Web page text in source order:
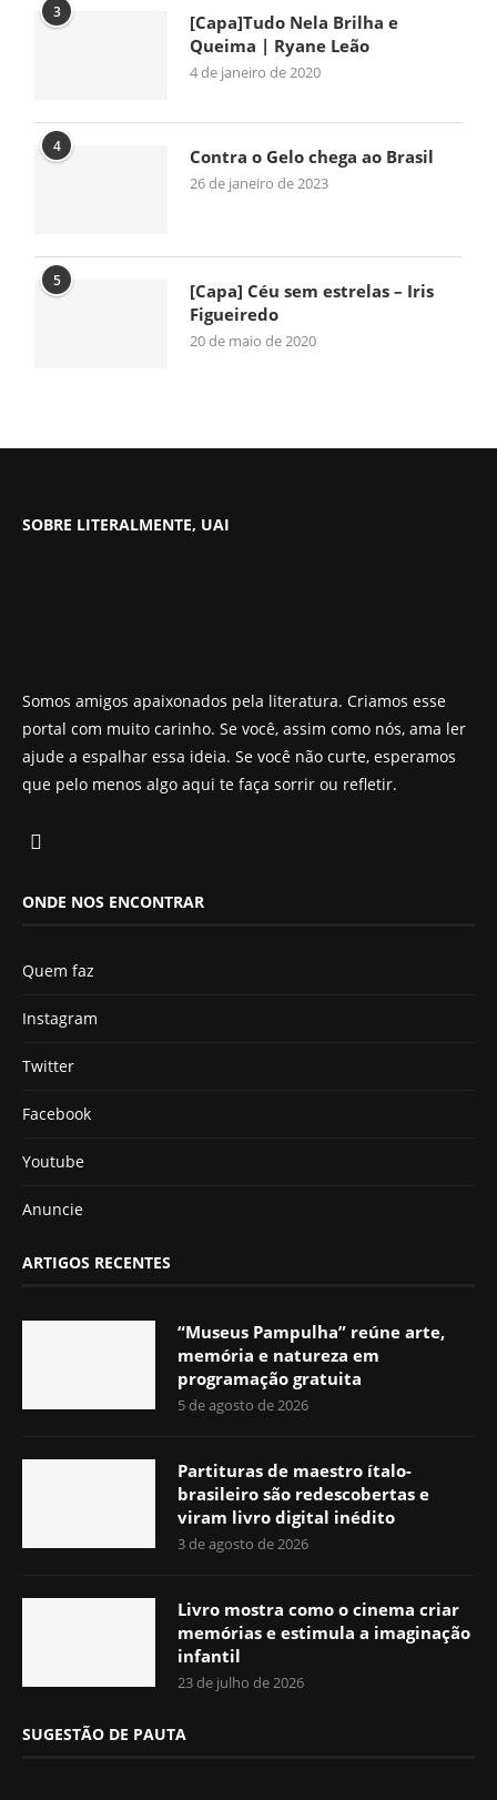
3
[Capa]Tudo Nela Brilha e
Queima | Ryane Leão
4 de janeiro de 2020
4 Contra o Gelo chega ao Brasil
26 de janeiro de 2023
5
[Capa] Céu sem estrelas – Iris
Figueiredo
20 de maio de 2020
SOBRE LITERALMENTE, UAI
Somos amigos apaixonados pela literatura. Criamos esse
portal com muito carinho. Se você, assim como nós, ama ler
ajude a espalhar essa ideia. Se você não curte, esperamos
que pelo menos algo aqui te faça sorrir ou refletir.
ONDE NOS ENCONTRAR
Quem faz
Instagram
Twitter
Facebook
Youtube
Anuncie
ARTIGOS RECENTES
“Museus Pampulha” reúne arte,
memória e natureza em
programação gratuita
5 de agosto de 2026
Partituras de maestro ítalo-
brasileiro são redescobertas e
viram livro digital inédito
3 de agosto de 2026
Livro mostra como o cinema criar
memórias e estimula a imaginação
infantil
23 de julho de 2026
SUGESTÃO DE PAUTA